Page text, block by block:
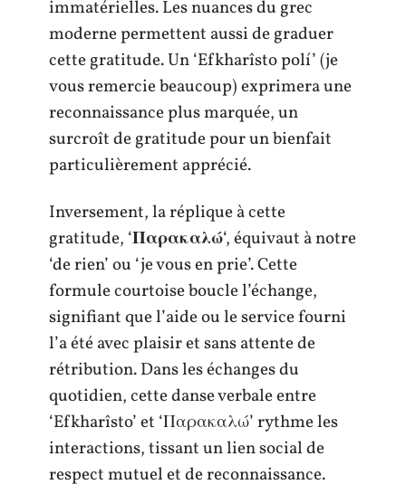
immatérielles. Les nuances du grec
moderne permettent aussi de graduer
cette gratitude. Un ‘Efkharîsto polí’ (je
vous remercie beaucoup) exprimera une
reconnaissance plus marquée, un
surcroît de gratitude pour un bienfait
particulièrement apprécié.
Inversement, la réplique à cette
gratitude, ‘Παρακαλώ‘, équivaut à notre
‘de rien’ ou ‘je vous en prie’. Cette
formule courtoise boucle l’échange,
signifiant que l’aide ou le service fourni
l’a été avec plaisir et sans attente de
rétribution. Dans les échanges du
quotidien, cette danse verbale entre
‘Efkharîsto’ et ‘Παρακαλώ’ rythme les
interactions, tissant un lien social de
respect mutuel et de reconnaissance.